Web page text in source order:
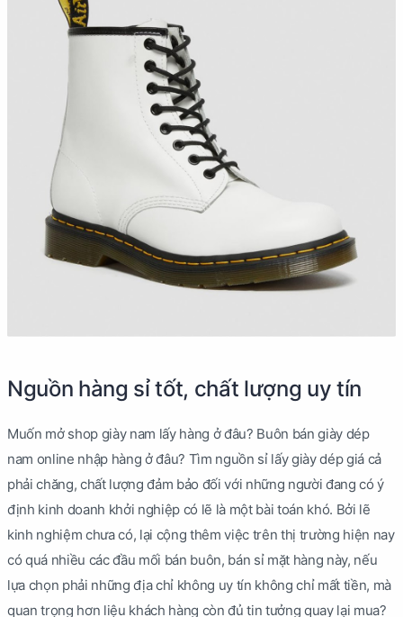
Nguồn hàng sỉ tốt, chất lượng uy tín
Muốn mở shop giày nam lấy hàng ở đâu? Buôn bán giày dép
nam online nhập hàng ở đâu? Tìm nguồn sỉ lấy giày dép giá cả
phải chăng, chất lượng đảm bảo đối với những người đang có ý
định kinh doanh khởi nghiệp có lẽ là một bài toán khó. Bởi lẽ
kinh nghiệm chưa có, lại cộng thêm việc trên thị trường hiện nay
có quá nhiều các đầu mối bán buôn, bán sỉ mặt hàng này, nếu
lựa chọn phải những địa chỉ không uy tín không chỉ mất tiền, mà
quan trọng hơn liệu khách hàng còn đủ tin tưởng quay lại mua?